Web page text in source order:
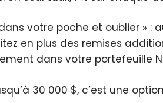
votre poche et oublier » :
en plus des remises
dans votre portefeuille
30 000 $, c’est une